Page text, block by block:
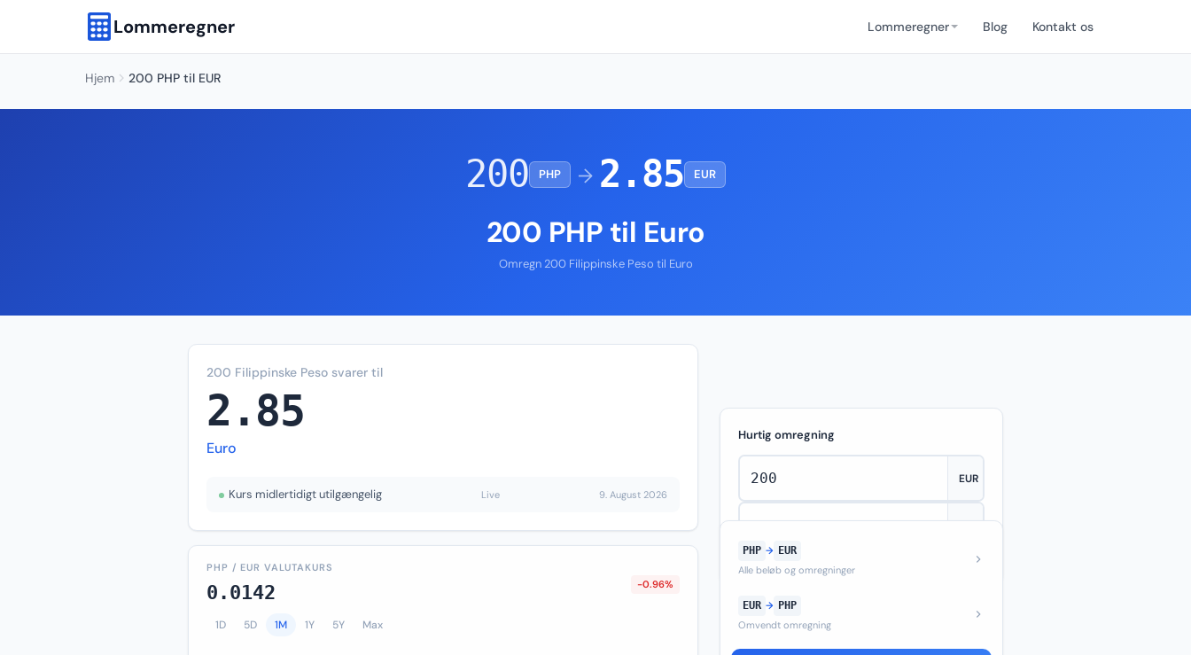
Lommeregner Lommeregner Blog Kontakt os
Hjem 200 PHP til EUR
200 PHP → 2.85 EUR
200 PHP til Euro
Omregn 200 Filippinske Peso til Euro
200 Filippinske Peso svarer til
2.85
Euro
Kurs midlertidigt utilgængelig Live 9. August 2026
PHP / EUR VALUTAKURS
0.0142 -0.96%
1D 5D 1M 1Y 5Y Max
Hurtig omregning
PHP → EUR
Alle beløb og omregninger
EUR → PHP
Omvendt omregning